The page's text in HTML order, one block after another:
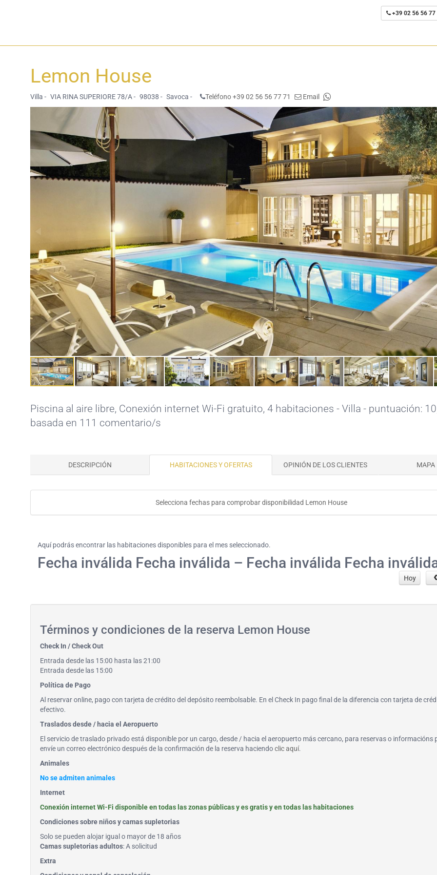
+39 02 56 56 77
Lemon House
Villa - VIA RINA SUPERIORE 78/A - 98038 - Savoca - Teléfono +39 02 56 56 77 71 Email
Piscina al aire libre, Conexión internet Wi-Fi gratuito, 4 habitaciones - Villa - puntuación:
basada en 111 comentario/s
DESCRIPCIÓN HABITACIONES Y OFERTAS OPINIÓN DE LOS CLIENTES MAPA
Selecciona fechas para comprobar disponibilidad Lemon House
Aquí podrás encontrar las habitaciones disponibles para el mes seleccionado.
Fecha inválida Fecha inválida – Fecha inválida Fecha
Hoy
Términos y condiciones de la reserva Lemon House
Check In / Check Out
Entrada desde las 15:00 hasta las 21:00
Entrada desde las 15:00
Política de Pago
Al reservar online, pago con tarjeta de crédito del depósito reembolsable. En el Check In pago final de la diferencia con tarjeta de
efectivo.
Traslados desde / hacia el Aeropuerto
El servicio de traslado privado está disponible por un cargo, desde / hacia el aeropuerto más cercano, para reservas o informacións
envíe un correo electrónico después de la confirmación de la reserva haciendoclic aquí.
Animales
No se admiten animales
Internet
Conexión internet Wi-Fi disponible en todas las zonas públicas y es gratis y en todas las habitaciones
Condiciones sobre niños y camas supletorias
Solo se pueden alojar igual o mayor de 18 años
Camas supletorias adultos: A solicitud
Extra